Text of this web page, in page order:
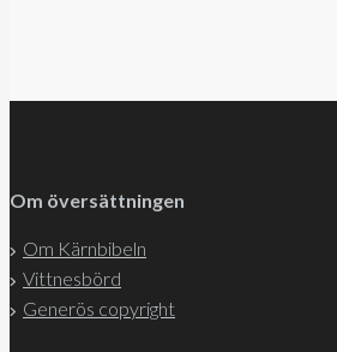
Om översättningen
Om Kärnbibeln
Vittnesbörd
Generös copyright